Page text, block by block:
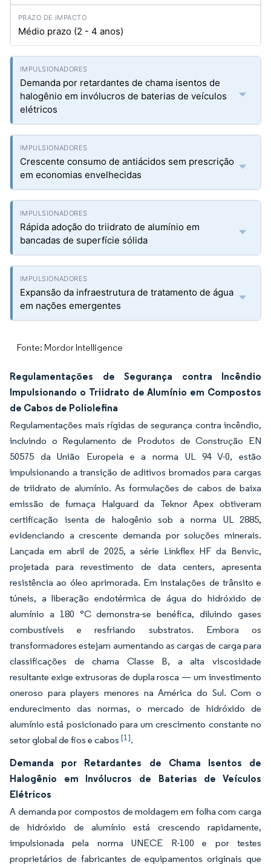
Médio prazo (2 - 4 anos)
Demanda por retardantes de chama isentos de
halogênio em invólucros de baterias de veículos
elétricos
Crescente consumo de antiácidos sem prescrição
em economias envelhecidas
Rápida adoção do triidrato de alumínio em
bancadas de superfície sólida
Expansão da infraestrutura de tratamento de água
em nações emergentes
Fonte: Mordor Intelligence
Regulamentações de Segurança contra Incêndio
Impulsionando o Triidrato de Alumínio em Compostos
de Cabos de Poliolefina
Regulamentações mais rígidas de segurança contra incêndio,
incluindo o Regulamento de Produtos de Construção EN
50575 da União Europeia e a norma UL 94 V-0, estão
impulsionando a transição de aditivos bromados para cargas
de triidrato de alumínio. As formulações de cabos de baixa
emissão de fumaça Halguard da Teknor Apex obtiveram
certificação isenta de halogênio sob a norma UL 2885,
evidenciando a crescente demanda por soluções minerais.
Lançada em abril de 2025, a série Linkflex HF da Benvic,
projetada para revestimento de data centers, apresenta
resistência ao óleo aprimorada. Em instalações de trânsito e
túneis, a liberação endotérmica de água do hidróxido de
alumínio a 180 °C demonstra-se benéfica, diluindo gases
combustíveis e resfriando substratos. Embora os
transformadores estejam aumentando as cargas de carga para
classificações de chama Classe B, a alta viscosidade
resultante exige extrusoras de dupla rosca — um investimento
oneroso para players menores na América do Sul. Com o
endurecimento das normas, o mercado de hidróxido de
alumínio está posicionado para um crescimento constante no
setor global de fios e cabos [1].
Demanda por Retardantes de Chama Isentos de
Halogênio em Invólucros de Baterias de Veículos
Elétricos
A demanda por compostos de moldagem em folha com carga
de hidróxido de alumínio está crescendo rapidamente,
impulsionada pela norma UNECE R-100 e por testes
proprietários de fabricantes de equipamentos originais que